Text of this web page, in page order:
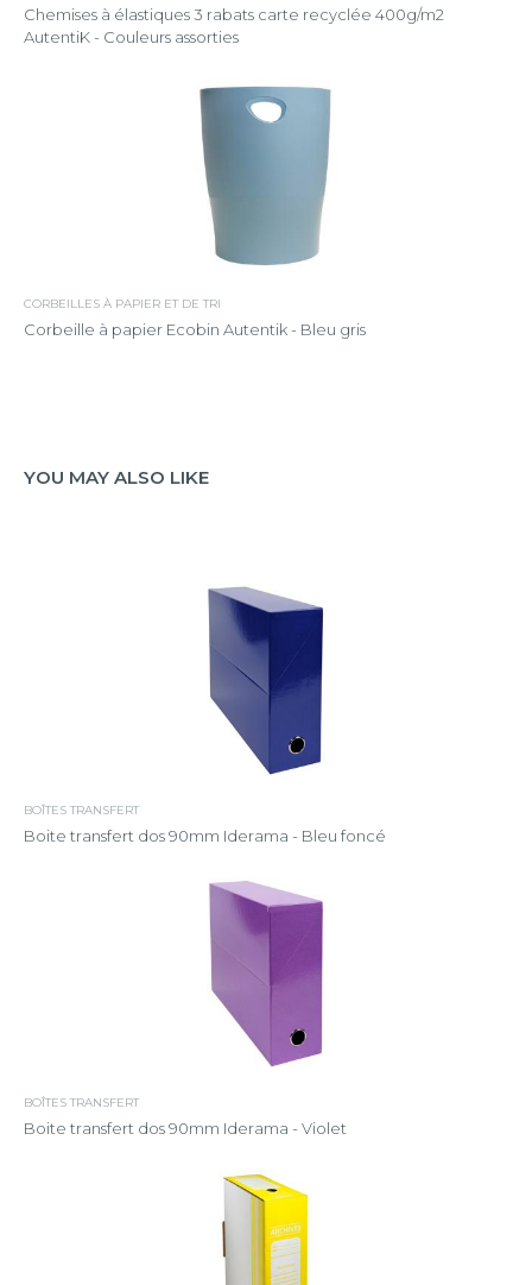
Chemises à élastiques 3 rabats carte recyclée 400g/m2
AutentiK - Couleurs assorties
CORBEILLES À PAPIER ET DE TRI
Corbeille à papier Ecobin Autentik - Bleu gris
YOU MAY ALSO LIKE
BOÎTES TRANSFERT
Boite transfert dos 90mm Iderama - Bleu foncé
BOÎTES TRANSFERT
Boite transfert dos 90mm Iderama - Violet